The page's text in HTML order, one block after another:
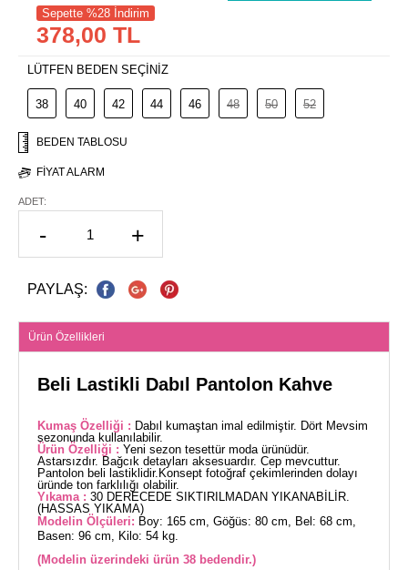
Sepette %28 İndirim
378,00 TL
LÜTFEN BEDEN SEÇİNİZ
38 40 42 44 46 48 50 52
BEDEN TABLOSU
FIYAT ALARM
ADET:
- +
PAYLAŞ:
Ürün Özellikleri
Beli Lastikli Dabıl Pantolon Kahve
Kumaş Özelliği : Dabıl kumaştan imal edilmiştir. Dört Mevsim
sezonunda kullanılabilir.
Ürün Özelliği : Yeni sezon tesettür moda ürünüdür.
Astarsızdır. Bağcık detayları aksesuardır. Cep mevcuttur.
Pantolon beli lastiklidir.Konsept fotoğraf çekimlerinden dolayı
üründe ton farklılığı olabilir.
Yıkama : 30 DERECEDE SIKTIRILMADAN YIKANABİLİR.
(HASSAS YIKAMA)
Modelin Ölçüleri: Boy: 165 cm, Göğüs: 80 cm, Bel: 68 cm,
Basen: 96 cm, Kilo: 54 kg.
(Modelin üzerindeki ürün 38 bedendir.)